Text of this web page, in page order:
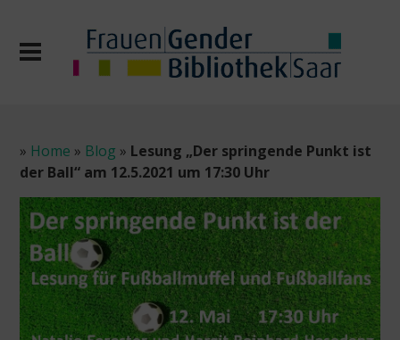
» Home » Blog » Lesung „Der springende Punkt ist
der Ball“ am 12.5.2021 um 17:30 Uhr